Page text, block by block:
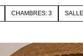
CHAMBRES: 3